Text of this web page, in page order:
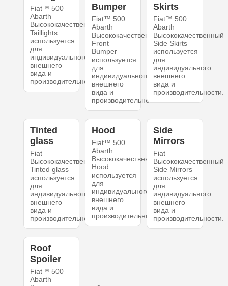
Fiat™ 500
Abarth
Высококачественный
Taillights
используется
для
индивидуального
внешнего
вида и
производительности.
Bumper
Fiat™ 500
Abarth
Высококачественный
Front
Bumper
используется
для
индивидуального
внешнего
вида и
производительности.
Skirts
Fiat™ 500
Abarth
Высококачественный
Side Skirts
используется
для
индивидуального
внешнего
вида и
производительности.
Tinted
glass
Fiat
Высококачественный
Tinted glass
используется
для
индивидуального
внешнего
вида и
производительности.
Hood
Fiat™ 500
Abarth
Высококачественный
Hood
используется
для
индивидуального
внешнего
вида и
производительности.
Side
Mirrors
Fiat
Высококачественный
Side Mirrors
используется
для
индивидуального
внешнего
вида и
производительности.
Roof
Spoiler
Fiat™ 500
Abarth